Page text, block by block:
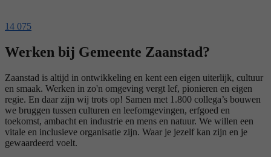
14 075
Werken bij Gemeente Zaanstad?
Zaanstad is altijd in ontwikkeling en kent een eigen uiterlijk, cultuur
en smaak. Werken in zo'n omgeving vergt lef, pionieren en eigen
regie. En daar zijn wij trots op! Samen met 1.800 collega’s bouwen
we bruggen tussen culturen en leefomgevingen, erfgoed en
toekomst, ambacht en industrie en mens en natuur. We willen een
vitale en inclusieve organisatie zijn. Waar je jezelf kan zijn en je
gewaardeerd voelt.